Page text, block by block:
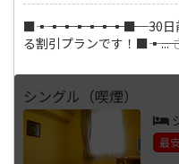
る割引プランです！■―――▪―――...
シングル（喫煙）
最